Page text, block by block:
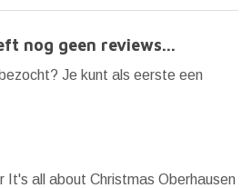
nog geen reviews...
Je kunt als eerste een
It's all about Christmas Oberhausen